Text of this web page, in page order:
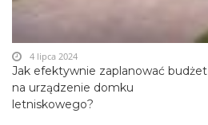
Jak efektywnie zaplanować budżet
na urządzenie domku
letniskowego?
4 lipca 2024